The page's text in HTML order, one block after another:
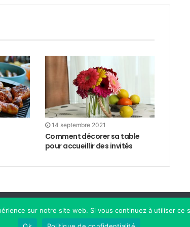
14 septembre 2021
Comment décorer sa table
pour accueillir des invités
Politique de
sur notre site web. Si vous continuez à utiliser